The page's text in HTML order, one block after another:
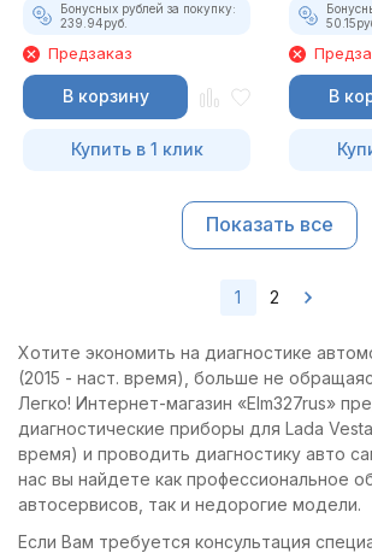
Бонусных рублей за покупку:
239.94руб.
Предзаказ
В корзину
Купить в 1 клик
50.15
В
Показать все
1 2
Хотите экономить на диагностике
(2015 - наст. время), больше не
Легко! Интернет-магазин «Elm327rus»
диагностические приборы для Lada
время) и проводить диагностику авто
нас вы найдете как профессиональное
автосервисов, так и недорогие модели.
Если Вам требуется консультация